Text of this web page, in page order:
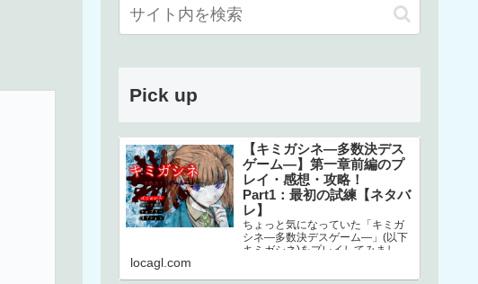
Pick up
【キミガシネ―多数決デス
ゲーム―】第一章前編のプ
レイ・感想・攻略！
Part1：最初の試練【ネタバ
レ】
ちょっと気になっていた「キミガ
シネ―多数決デスゲーム―」(以下
キミガシネ)をプレイしてみまし
locagl.com